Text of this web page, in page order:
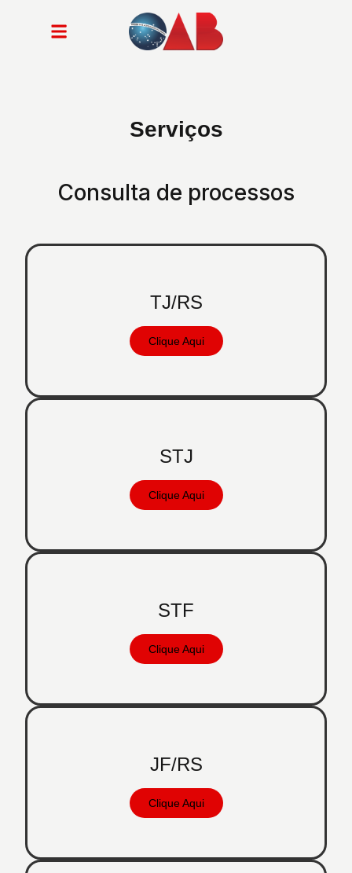
Serviços
Consulta de processos
TJ/RS
Clique Aqui
STJ
Clique Aqui
STF
Clique Aqui
JF/RS
Clique Aqui